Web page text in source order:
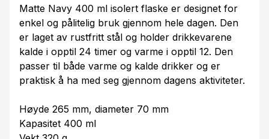
Matte Navy 400 ml isolert flaske er designet for
enkel og pålitelig bruk gjennom hele dagen. Den
er laget av rustfritt stål og holder drikkevarene
kalde i opptil 24 timer og varme i opptil 12. Den
passer til både varme og kalde drikker og er
praktisk å ha med seg gjennom dagens aktiviteter.
Høyde 265 mm, diameter 70 mm
Kapasitet 400 ml